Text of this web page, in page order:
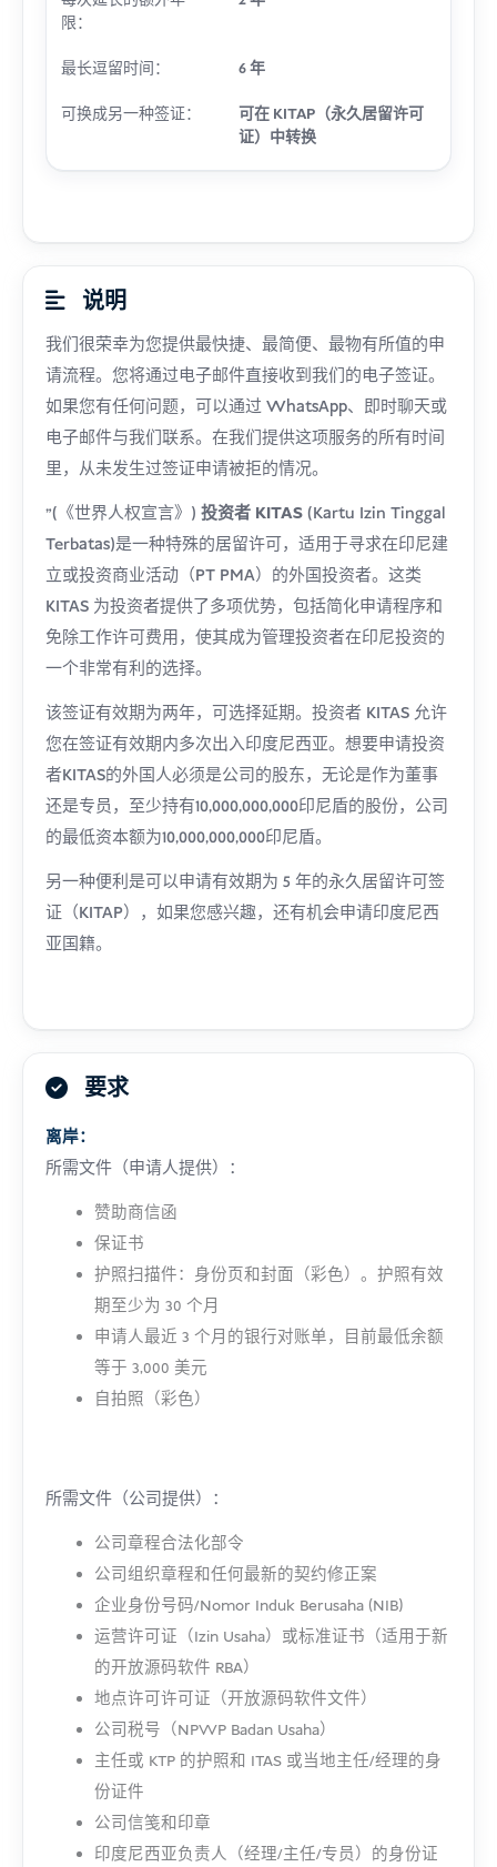
限：
最长逗留时间： 6 年
可换成另一种签证：
可在 KITAP（永久居留许可
证）中转换
说明
我们很荣幸为您提供最快捷、最简便、最物有所值的申
请流程。您将通过电子邮件直接收到我们的电子签证。
如果您有任何问题，可以通过 WhatsApp、即时聊天或
电子邮件与我们联系。在我们提供这项服务的所有时间
里，从未发生过签证申请被拒的情况。
"(《世界人权宣言》)投资者 KITAS (Kartu Izin Tinggal
Terbatas)是一种特殊的居留许可，适用于寻求在印尼建
立或投资商业活动（PT PMA）的外国投资者。这类
KITAS 为投资者提供了多项优势，包括简化申请程序和
免除工作许可费用，使其成为管理投资者在印尼投资的
一个非常有利的选择。
该签证有效期为两年，可选择延期。投资者 KITAS 允许
您在签证有效期内多次出入印度尼西亚。想要申请投资
者KITAS的外国人必须是公司的股东，无论是作为董事
还是专员，至少持有10,000,000,000印尼盾的股份，公司
的最低资本额为10,000,000,000印尼盾。
另一种便利是可以申请有效期为 5 年的永久居留许可签
证（KITAP），如果您感兴趣，还有机会申请印度尼西
亚国籍。
要求
离岸：
所需文件（申请人提供）：
赞助商信函
保证书
护照扫描件：身份页和封面（彩色）。护照有效
期至少为 30 个月
申请人最近 3 个月的银行对账单，目前最低余额
等于 3,000 美元
自拍照（彩色）
所需文件（公司提供）：
公司章程合法化部令
公司组织章程和任何最新的契约修正案
企业身份号码/Nomor Induk Berusaha (NIB)
运营许可证（Izin Usaha）或标准证书（适用于新
的开放源码软件 RBA）
地点许可许可证（开放源码软件文件）
公司税号（NPWP Badan Usaha）
主任或 KTP 的护照和 ITAS 或当地主任/经理的身
份证件
公司信笺和印章
印度尼西亚负责人（经理/主任/专员）的身份证